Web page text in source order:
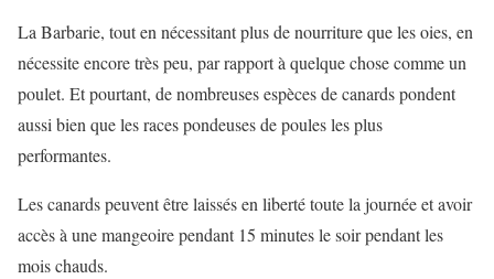
La Barbarie, tout en nécessitant plus de nourriture que les oies, en
nécessite encore très peu, par rapport à quelque chose comme un
poulet. Et pourtant, de nombreuses espèces de canards pondent
aussi bien que les races pondeuses de poules les plus
performantes.
Les canards peuvent être laissés en liberté toute la journée et avoir
accès à une mangeoire pendant 15 minutes le soir pendant les
mois chauds.